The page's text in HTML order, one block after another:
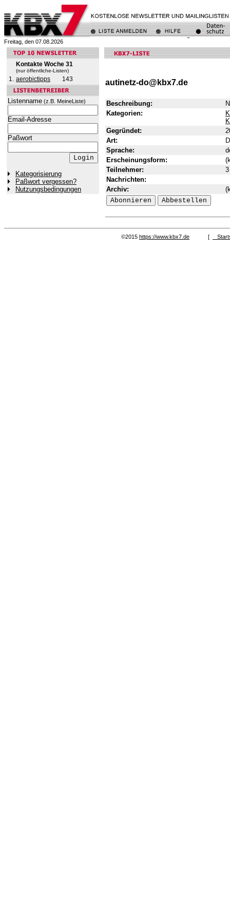
Freitag, den 07.08.2026
Kontakte Woche 31
(nur öffentliche-Listen)
1. aerobictipps 143
Listenname (z.B. MeineListe)
Email-Adresse
Paßwort
Kategorisierung
Paßwort vergessen?
Nutzungsbedingungen
autinetz-do@kbx7.de
Beschreibung:
Kategorien:
Gegründet:
Art:
Sprache:
Erscheinungsform:
Teilnehmer:
3
Nachrichten:
Archiv:
©2015 https://www.kbx7.de [